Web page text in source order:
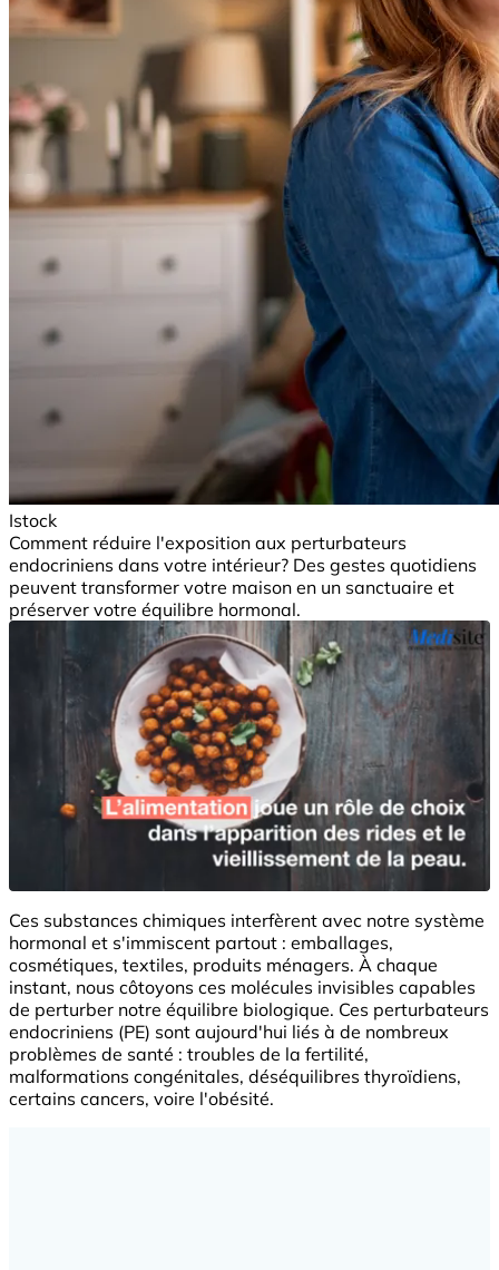
Istock
Comment réduire l'exposition aux perturbateurs
endocriniens dans votre intérieur? Des gestes quotidiens
peuvent transformer votre maison en un sanctuaire et
préserver votre équilibre hormonal.
Ces substances chimiques interfèrent avec notre système
hormonal et s'immiscent partout : emballages,
cosmétiques, textiles, produits ménagers. À chaque
instant, nous côtoyons ces molécules invisibles capables
de perturber notre équilibre biologique. Ces perturbateurs
endocriniens (PE) sont aujourd'hui liés à de nombreux
problèmes de santé : troubles de la fertilité,
malformations congénitales, déséquilibres thyroïdiens,
certains cancers, voire l'obésité.